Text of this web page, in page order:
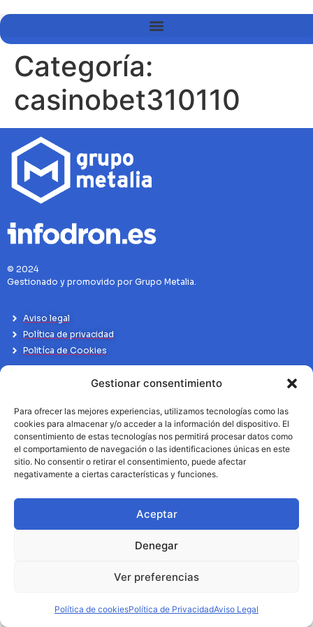
Gestionar consentimiento
Para ofrecer las mejores experiencias, utilizamos tecnologías como las
cookies para almacenar y/o acceder a la información del dispositivo. El
consentimiento de estas tecnologías nos permitirá procesar datos como
el comportamiento de navegación o las identificaciones únicas en este
sitio. No consentir o retirar el consentimiento, puede afectar
negativamente a ciertas características y funciones.
Aceptar
Denegar
Ver preferencias
Política de cookiesPolítica de PrivacidadAviso Legal
Categoría:
casinobet310110
© 2024
Gestionado y promovido por Grupo Metalia.
Aviso legal
Política de privacidad
Politíca de Cookies